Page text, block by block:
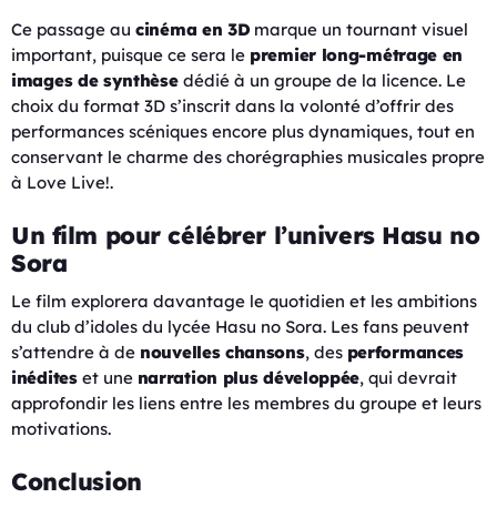
Ce passage au cinéma en 3D marque un tournant visuel
important, puisque ce sera le premier long-métrage en
images de synthèsedédié à un groupe de la licence. Le
choix du format 3D s’inscrit dans la volonté d’offrir des
performances scéniques encore plus dynamiques, tout en
conservant le charme des chorégraphies musicales propre
à Love Live!.
Un film pour célébrer l’univers Hasu no
Sora
Le film explorera davantage le quotidien et les ambitions
du club d’idoles du lycée Hasu no Sora. Les fans peuvent
s’attendre à de nouvelles chansons, des performances
inéditeset une narration plus développée, qui devrait
approfondir les liens entre les membres du groupe et leurs
motivations.
Conclusion